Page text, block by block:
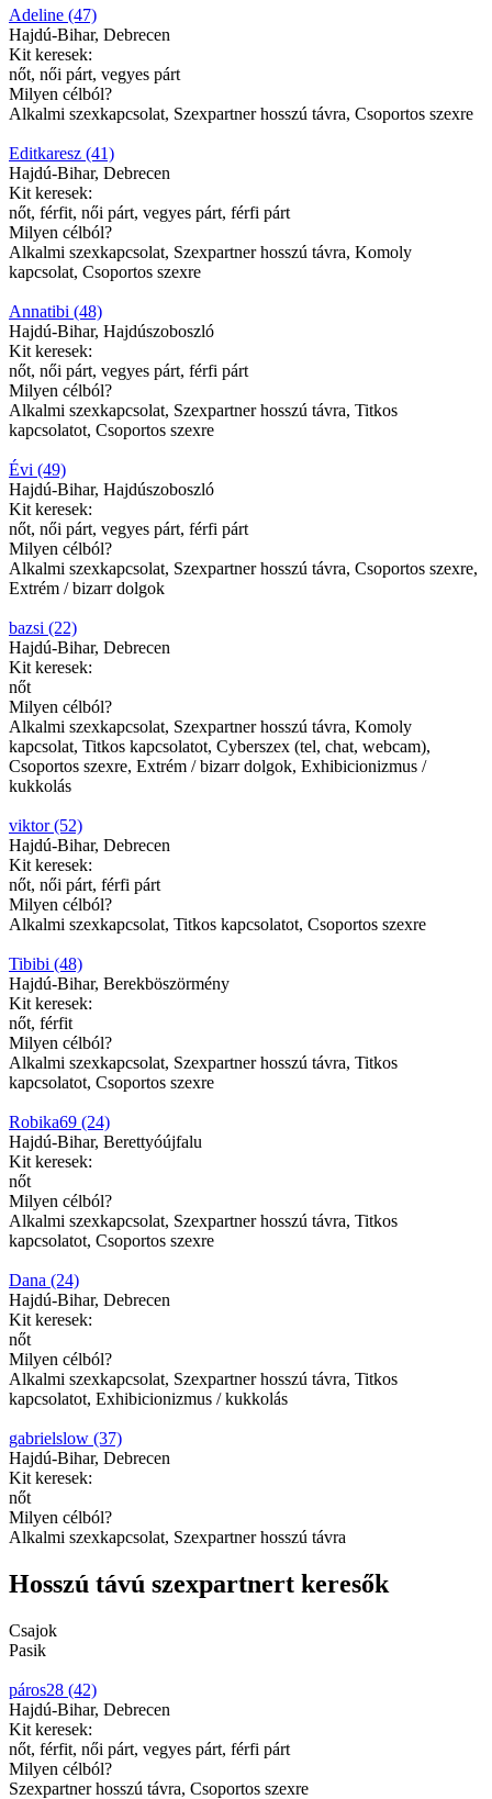
Adeline (47)
Hajdú-Bihar, Debrecen
Kit keresek:
nőt, női párt, vegyes párt
Milyen célból?
Alkalmi szexkapcsolat, Szexpartner hosszú távra, Csoportos szexre
Editkaresz (41)
Hajdú-Bihar, Debrecen
Kit keresek:
nőt, férfit, női párt, vegyes párt, férfi párt
Milyen célból?
Alkalmi szexkapcsolat, Szexpartner hosszú távra, Komoly
kapcsolat, Csoportos szexre
Annatibi (48)
Hajdú-Bihar, Hajdúszoboszló
Kit keresek:
nőt, női párt, vegyes párt, férfi párt
Milyen célból?
Alkalmi szexkapcsolat, Szexpartner hosszú távra, Titkos
kapcsolatot, Csoportos szexre
Évi (49)
Hajdú-Bihar, Hajdúszoboszló
Kit keresek:
nőt, női párt, vegyes párt, férfi párt
Milyen célból?
Alkalmi szexkapcsolat, Szexpartner hosszú távra, Csoportos szexre,
Extrém / bizarr dolgok
bazsi (22)
Hajdú-Bihar, Debrecen
Kit keresek:
nőt
Milyen célból?
Alkalmi szexkapcsolat, Szexpartner hosszú távra, Komoly
kapcsolat, Titkos kapcsolatot, Cyberszex (tel, chat, webcam),
Csoportos szexre, Extrém / bizarr dolgok, Exhibicionizmus /
kukkolás
viktor (52)
Hajdú-Bihar, Debrecen
Kit keresek:
nőt, női párt, férfi párt
Milyen célból?
Alkalmi szexkapcsolat, Titkos kapcsolatot, Csoportos szexre
Tibibi (48)
Hajdú-Bihar, Berekböszörmény
Kit keresek:
nőt, férfit
Milyen célból?
Alkalmi szexkapcsolat, Szexpartner hosszú távra, Titkos
kapcsolatot, Csoportos szexre
Robika69 (24)
Hajdú-Bihar, Berettyóújfalu
Kit keresek:
nőt
Milyen célból?
Alkalmi szexkapcsolat, Szexpartner hosszú távra, Titkos
kapcsolatot, Csoportos szexre
Dana (24)
Hajdú-Bihar, Debrecen
Kit keresek:
nőt
Milyen célból?
Alkalmi szexkapcsolat, Szexpartner hosszú távra, Titkos
kapcsolatot, Exhibicionizmus / kukkolás
gabrielslow (37)
Hajdú-Bihar, Debrecen
Kit keresek:
nőt
Milyen célból?
Alkalmi szexkapcsolat, Szexpartner hosszú távra
Hosszú távú szexpartnert keresők
Csajok
Pasik
páros28 (42)
Hajdú-Bihar, Debrecen
Kit keresek:
nőt, férfit, női párt, vegyes párt, férfi párt
Milyen célból?
Szexpartner hosszú távra, Csoportos szexre